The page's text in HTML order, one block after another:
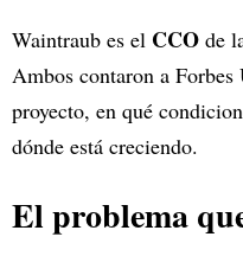
Waintraub es el CCO de
Ambos contaron a
proyecto, en qué
dónde está creciendo.
El problema